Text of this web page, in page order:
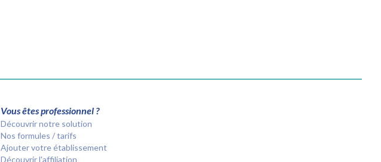
Vous êtes professionnel ?
Découvrir notre solution
Nos formules / tarifs
Ajouter votre établissement
Découvrir l'affiliation